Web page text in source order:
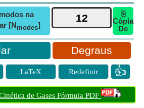
na
[Nmodes]
⎘
Cópia
De
Degraus
LaTeX Redefinir 👍
de Gases Fórmula PDF